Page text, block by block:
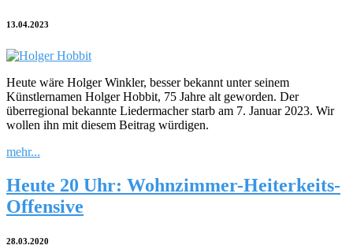
13.04.2023
Heute wäre Holger Winkler, besser bekannt unter seinem
Künstlernamen Holger Hobbit, 75 Jahre alt geworden. Der
überregional bekannte Liedermacher starb am 7. Januar 2023. Wir
wollen ihn mit diesem Beitrag würdigen.
mehr...
Heute 20 Uhr: Wohnzimmer-Heiterkeits-
Offensive
28.03.2020